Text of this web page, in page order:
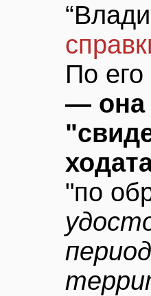
По
— она
"по